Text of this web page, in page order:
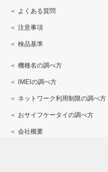
＜ よくある質問
＜ 注意事項
＜ 検品基準
＜ 機種名の調べ方
＜ IMEIの調べ方
＜ ネットワーク利用制限の調べ方
＜ おサイフケータイの調べ方
＜ 会社概要